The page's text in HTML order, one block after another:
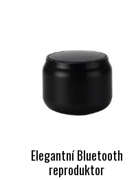
Elegantní Bluetooth
reproduktor